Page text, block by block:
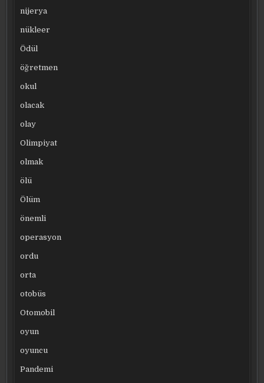
nijerya
nükleer
Ödül
öğretmen
okul
olacak
olay
Olimpiyat
olmak
ölü
Ölüm
önemli
operasyon
ordu
orta
otobüs
Otomobil
oyun
oyuncu
Pandemi